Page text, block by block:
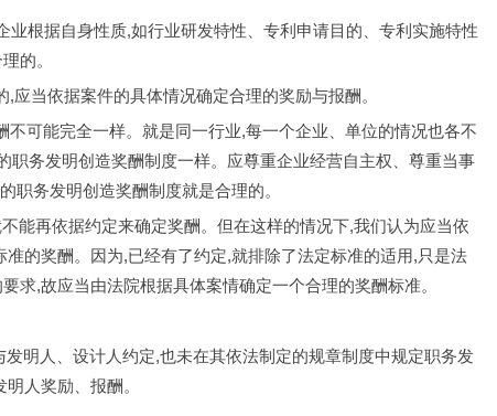
根据自身性质,如行业研发特性、专利申请目的、专利实施特性
的。
当依据案件的具体情况确定合理的奖励与报酬。
能完全一样。就是同一行业,每一个企业、单位的情况也各不
务发明创造奖酬制度一样。应尊重企业经营自主权、尊重当事
职务发明创造奖酬制度就是合理的。
再依据约定来确定奖酬。但在这样的情况下,我们认为应当依
的奖酬。因为,已经有了约定,就排除了法定标准的适用,只是法
求,故应当由法院根据具体案情确定一个合理的奖酬标准。
明人、设计人约定,也未在其依法制定的规章制度中规定职务发
人奖励、报酬。